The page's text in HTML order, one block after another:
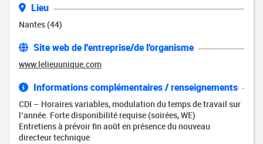
Lieu
Nantes (44)
Site web de l'entreprise/de l'organisme
www.lelieuunique.com
Informations complémentaires / renseignements
CDI – Horaires variables, modulation du temps de travail sur
l’année. Forte disponibilité requise (soirées, WE)
Entretiens à prévoir fin août en présence du nouveau
directeur technique